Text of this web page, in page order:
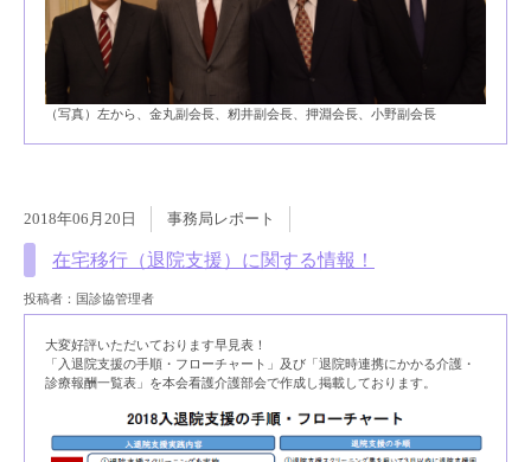
（写真）左から、金丸副会長、籾井副会長、押淵会長、小野副会長
2018年06月20日 事務局レポート
在宅移行（退院支援）に関する情報！
投稿者：国診協管理者
大変好評いただいております早見表！
「入退院支援の手順・フローチャート」及び「退院時連携にかかる介護・
診療報酬一覧表」を本会看護介護部会で作成し掲載しております。